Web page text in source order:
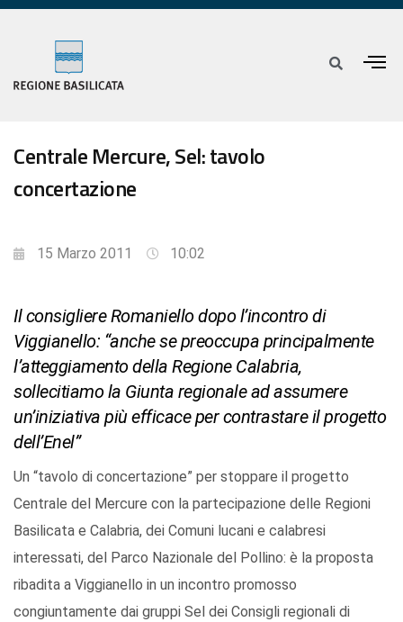
Centrale Mercure, Sel: tavolo
concertazione
15 Marzo 2011 10:02
Il consigliere Romaniello dopo l’incontro di
Viggianello: “anche se preoccupa principalmente
l’atteggiamento della Regione Calabria,
sollecitiamo la Giunta regionale ad assumere
un’iniziativa più efficace per contrastare il progetto
dell’Enel”
Un “tavolo di concertazione” per stoppare il progetto
Centrale del Mercure con la partecipazione delle Regioni
Basilicata e Calabria, dei Comuni lucani e calabresi
interessati, del Parco Nazionale del Pollino: è la proposta
ribadita a Viggianello in un incontro promosso
congiuntamente dai gruppi Sel dei Consigli regionali di